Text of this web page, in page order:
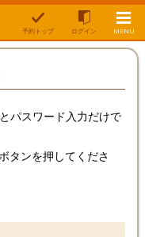
予約トップ ログイン MENU
パスワード入力だけで
タンを押してくださ